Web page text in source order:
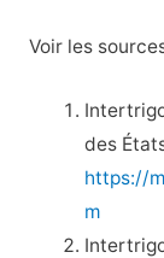
Voir les
des
https://
m